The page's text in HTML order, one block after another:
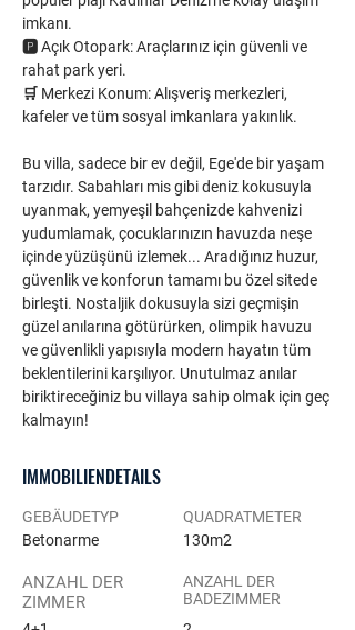
imkanı.
🅿️ Açık Otopark: Araçlarınız için güvenli ve
rahat park yeri.
🛒 Merkezi Konum: Alışveriş merkezleri,
kafeler ve tüm sosyal imkanlara yakınlık.
Bu villa, sadece bir ev değil, Ege'de bir yaşam
tarzıdır. Sabahları mis gibi deniz kokusuyla
uyanmak, yemyeşil bahçenizde kahvenizi
yudumlamak, çocuklarınızın havuzda neşe
içinde yüzüşünü izlemek... Aradığınız huzur,
güvenlik ve konforun tamamı bu özel sitede
birleşti. Nostaljik dokusuyla sizi geçmişin
güzel anılarına götürürken, olimpik havuzu
ve güvenlikli yapısıyla modern hayatın tüm
beklentilerini karşılıyor. Unutulmaz anılar
biriktireceğiniz bu villaya sahip olmak için geç
kalmayın!
IMMOBILIENDETAILS
GEBÄUDETYP
Betonarme
ANZAHL DER
ZIMMER
QUADRATMETER
130m2
ANZAHL DER
BADEZIMMER